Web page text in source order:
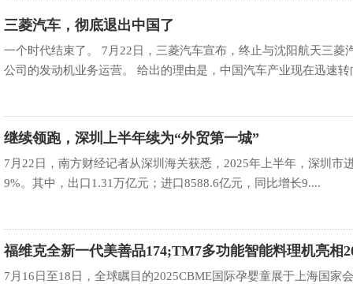
三菱汽车，彻底退出中国了
一个时代结束了。 7月22日，三菱汽车宣布，终止与沈阳航天三
公司的发动机业务运营。 给出的理由是，中国汽车产业现在迅速转
继续领跑，深圳上半年续为“外贸第一城”
7月22日，南方财经记者从深圳海关获悉，2025年上半年，深圳市
9%。其中，出口1.31万亿元；进口8588.6亿元，同比增长9....
福维克全新一代美善品174;TM7多功能智能料理机亮相
BME国
7月16日至18日，全球瞩目的2025CBME国际孕婴童展于上海国家